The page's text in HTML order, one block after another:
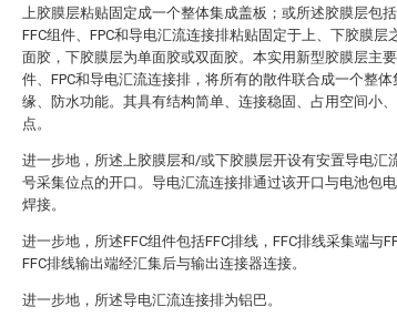
上胶膜层粘贴固定成一个整体集成盖板；或所述胶膜层包
FFC组件、FPC和导电汇流连接排粘贴固定于上、下胶膜层
面胶，下胶膜层为单面胶或双面胶。本实用新型胶膜层主
件、FPC和导电汇流连接排，将所有的散件联合成一个整
缘、防水功能。其具有结构简单、连接稳固、占用空间小
点。
进一步地，所述上胶膜层和/或下胶膜层开设有安置导电汇
号采集位点的开口。导电汇流连接排通过该开口与电池包
焊接。
进一步地，所述FFC组件包括FFC排线，FFC排线采集端与
FFC排线输出端经汇集后与输出连接器连接。
进一步地，所述导电汇流连接排为铝巴。